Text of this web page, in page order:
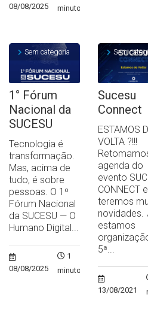
08/08/2025
minuto
Sem categoria
1° Fórum
Nacional da
SUCESU
Tecnologia é
transformação.
Mas, acima de
tudo, é sobre
pessoas. O 1º
Fórum Nacional
da SUCESU — O
Humano Digital...
08/08/2025
1
minuto
Sem
Sucesu
Connect
ESTAMOS
VOLTA ?!!!
agenda do
evento
CONNECT e
teremos
novidades.
estamos
5ª...
13/08/2021